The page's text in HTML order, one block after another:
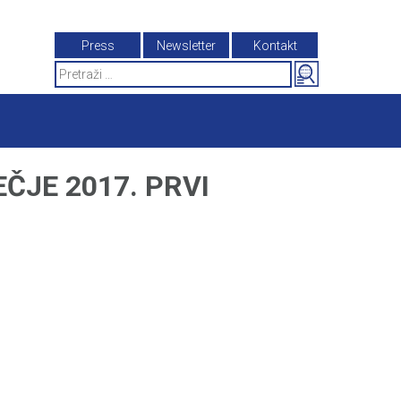
Press Newsletter
Kontakt
Search
for:
2017. PRVI